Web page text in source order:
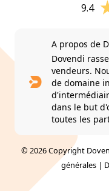
9.4
A propos de
Dovendi
vendeurs.
de domaine
dans le but
toutes les
© 2026 Copyright
générales |